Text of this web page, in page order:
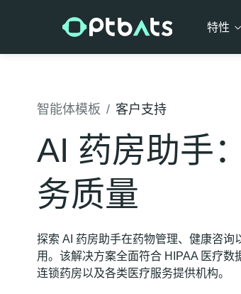
特性
智能体模板 / 客户支持
AI 药房助手
务质量
探索 AI 药房助手在药物管理、健康咨询
用。该解决方案全面符合 HIPAA 医疗数
连锁药房以及各类医疗服务提供机构。